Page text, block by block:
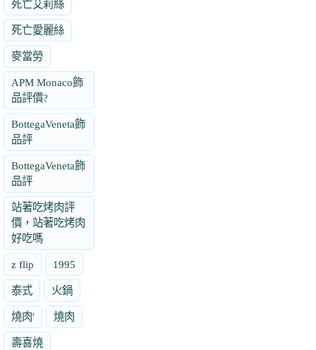
死亡艾莉絲
死亡愛麗絲
麥當勞
APM Monaco飾
品評價?
BottegaVeneta飾
品評
BottegaVeneta飾
品評
站著吃烤肉評
價，站著吃烤肉
好吃嗎
z flip 1995
泰式 火鍋
燒肉' 燒肉
壽喜燒